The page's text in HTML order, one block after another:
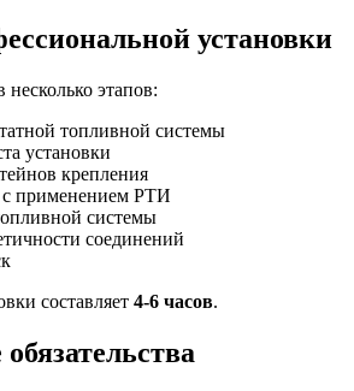
установки
этапов:
топливной системы
установки
крепления
с применением РТИ
системы
соединений
составляет 4-6 часов.